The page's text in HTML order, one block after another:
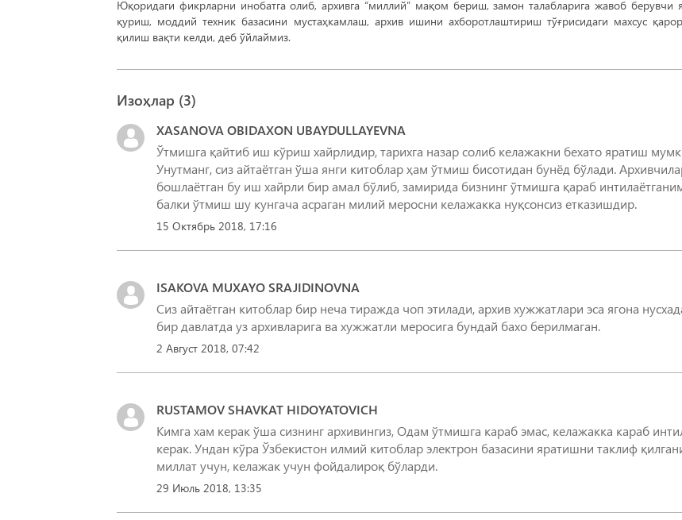
Юқоридаги фикрларни инобатга олиб, архивга “миллий” мақом бериш, замон талабларига жавоб берувчи
қуриш, моддий техник базасини мустаҳкамлаш, архив ишини ахборотлаштириш тўғрисидаги махсус
қилиш вақти келди, деб ўйлаймиз.
Изоҳлар (3)
XASANOVA OBIDAXON UBAYDULLAYEVNA
Ўтмишга қайтиб иш кўриш хайрлидир, тарихга назар солиб келажакни бехато яратиш
Унутманг, сиз айтаётган ўша янги китоблар ҳам ўтмиш бисотидан бунёд бўлади.
бошлаётган бу иш хайрли бир амал бўлиб, замирида бизнинг ўтмишга қараб
балки ўтмиш шу кунгача асраган милий меросни келажакка нуқсонсиз етказишдир.
15 Октябрь 2018, 17:16
ISAKOVA MUXAYO SRAJIDINOVNA
Сиз айтаётган китоблар бир неча тиражда чоп этилади, архив хужжатлари эса ягона
бир давлатда уз архивларига ва хужжатли меросига бундай бахо берилмаган.
2 Август 2018, 07:42
RUSTAMOV SHAVKAT HIDOYATOVICH
Кимга хам керак ўша сизнинг архивингиз, Одам ўтмишга караб эмас, келажакка караб
керак. Ундан кўра Ўзбекистон илмий китоблар электрон базасини яратишни таклиф
миллат учун, келажак учун фойдалироқ бўларди.
29 Июль 2018, 13:35